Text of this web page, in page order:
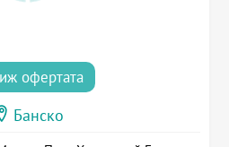
офертата
Банско